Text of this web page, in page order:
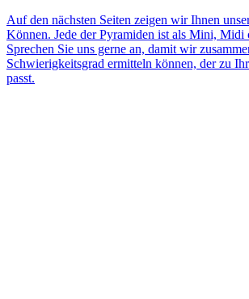
Auf den nächsten Seiten zeigen wir Ihnen
Können. Jede der Pyramiden ist als Mini, Midi
Sprechen Sie uns gerne an, damit wir
Schwierigkeitsgrad ermitteln können, der zu
passt.